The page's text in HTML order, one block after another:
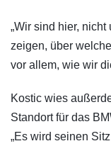
„Wir sind hier,
zeigen, über
vor allem, wie wir
Kostic wies
Standort für das
„Es wird seinen